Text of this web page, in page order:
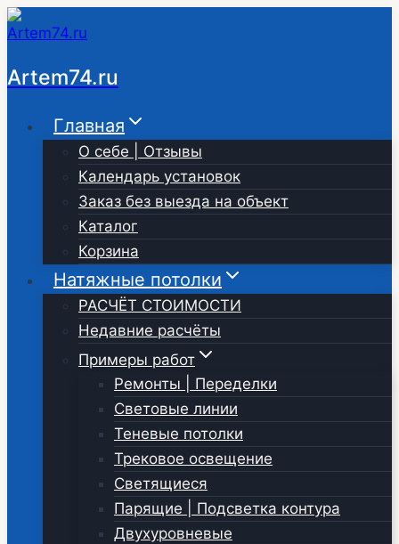
Перейти
к
содержимому
Artem74.ru
Главная
О себе | Отзывы
Календарь установок
Заказ без выезда на объект
Каталог
Корзина
Натяжные потолки
РАСЧЁТ СТОИМОСТИ
Недавние расчёты
Примеры работ
Ремонты | Переделки
Световые линии
Теневые потолки
Трековое освещение
Светящиеся
Парящие | Подсветка контура
Двухуровневые